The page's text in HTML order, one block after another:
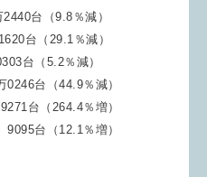
台（9.8％減）
台（29.1％減）
台（5.2％減）
台（44.9％減）
台（264.4％増）
台（12.1％増）